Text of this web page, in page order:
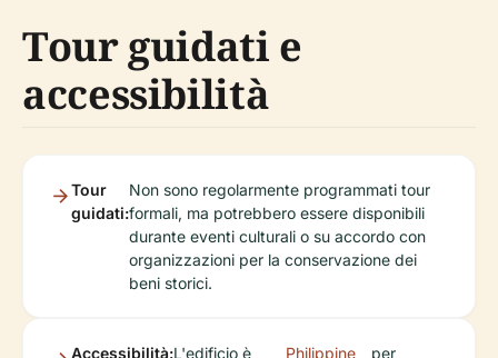
Tour guidati e
accessibilità
Tour
guidati:
Non sono regolarmente programmati tour
formali, ma potrebbero essere disponibili
durante eventi culturali o su accordo con
organizzazioni per la conservazione dei
beni storici.
Accessibilità:L'edificio è
Philippine
per